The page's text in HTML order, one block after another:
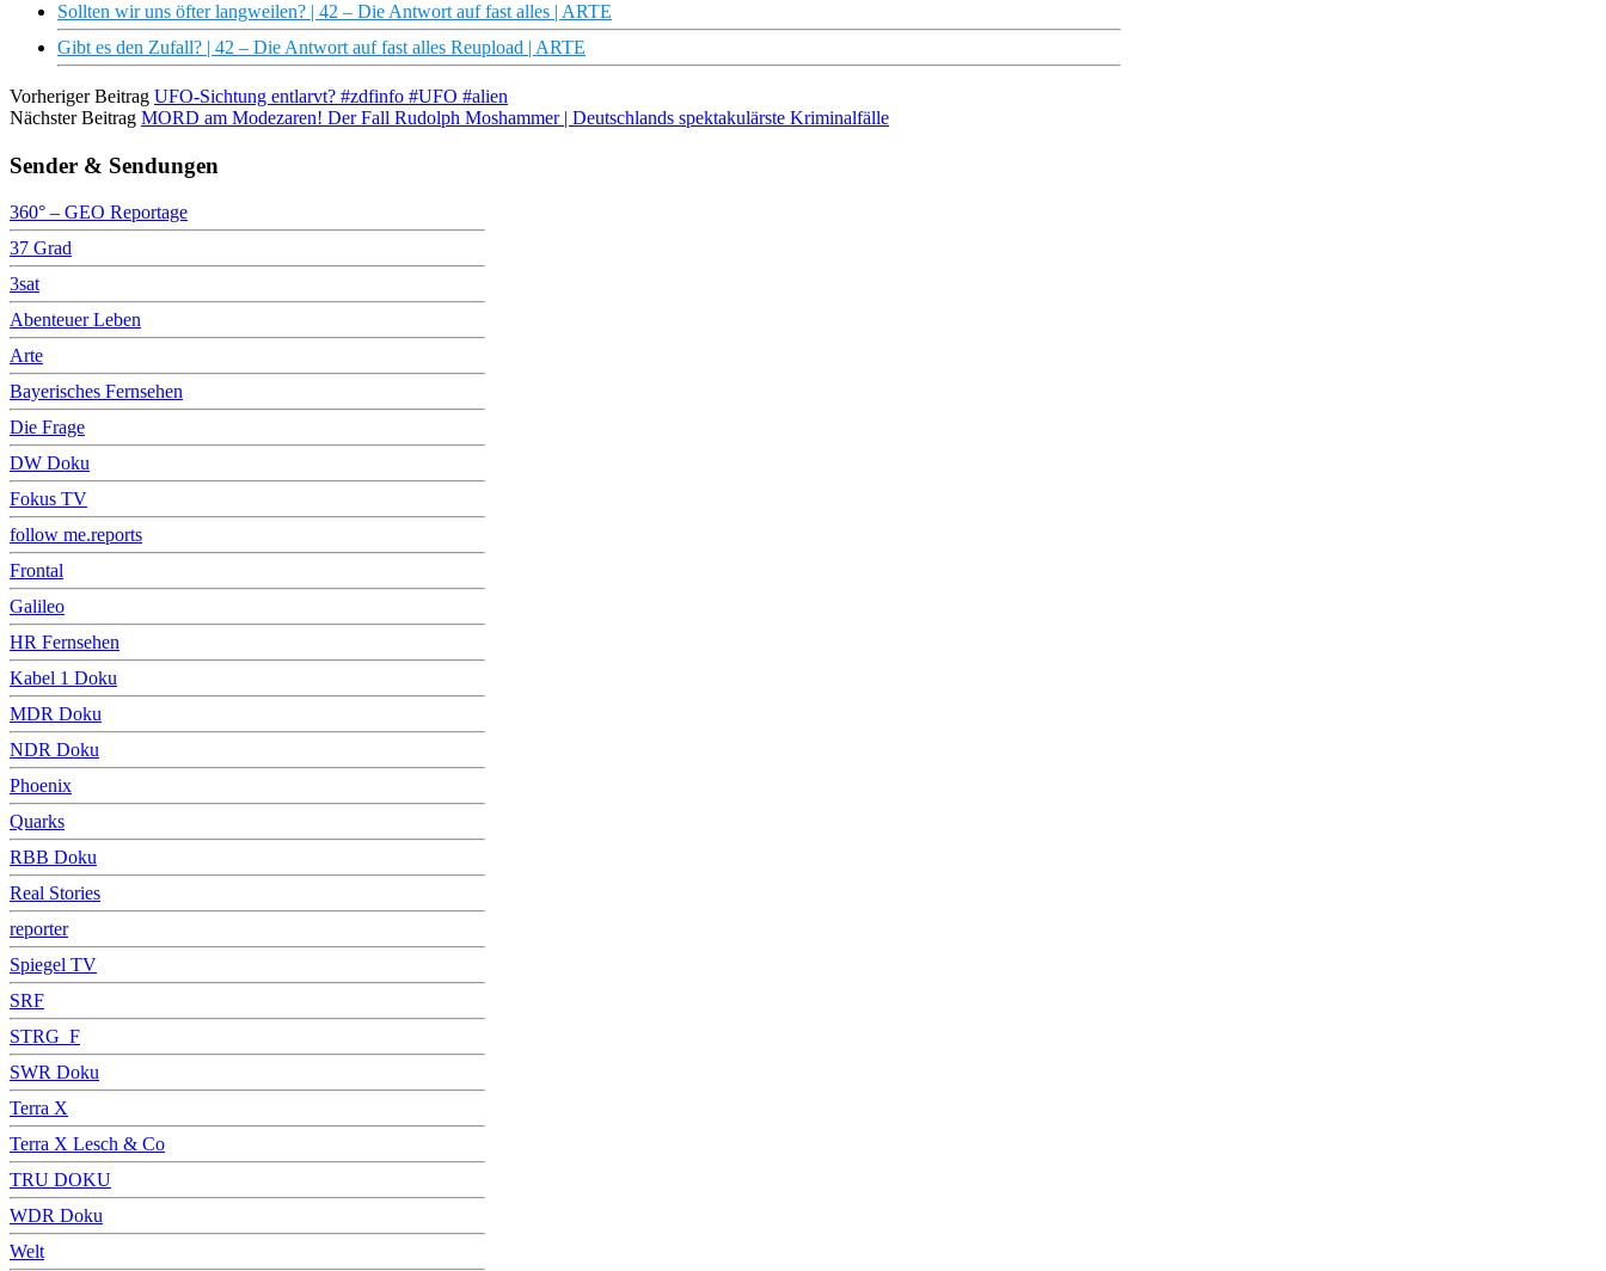
Sollten wir uns öfter langweilen? | 42 – Die Antwort auf fast alles | ARTE
Gibt es den Zufall? | 42 – Die Antwort auf fast alles Reupload | ARTE
Vorheriger Beitrag UFO-Sichtung entlarvt? #zdfinfo #UFO #alien
Nächster Beitrag MORD am Modezaren! Der Fall Rudolph Moshammer | Deutschlands spektakulärste Kriminalfälle
Sender & Sendungen
360° – GEO Reportage
37 Grad
3sat
Abenteuer Leben
Arte
Bayerisches Fernsehen
Die Frage
DW Doku
Fokus TV
follow me.reports
Frontal
Galileo
HR Fernsehen
Kabel 1 Doku
MDR Doku
NDR Doku
Phoenix
Quarks
RBB Doku
Real Stories
reporter
Spiegel TV
SRF
STRG_F
SWR Doku
Terra X
Terra X Lesch & Co
TRU DOKU
WDR Doku
Welt